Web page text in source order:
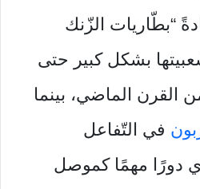
“بطّاريات الزّنك
بشكل كبير حتى
القرن الماضي، بينما
في التّفاعل
دورًا مهمًا كموصل